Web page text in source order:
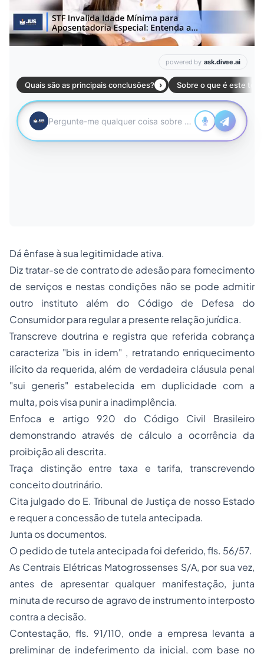
Dá ênfase à sua legitimidade ativa.
Diz tratar-se de contrato de adesão para fornecimento
de serviços e nestas condições não se pode admitir
outro instituto além do Código de Defesa do
Consumidor para regular a presente relação jurídica.
Transcreve doutrina e registra que referida cobrança
caracteriza "bis in idem" , retratando enriquecimento
ilícito da requerida, além de verdadeira cláusula penal
"sui generis" estabelecida em duplicidade com a
multa, pois visa punir a inadimplência.
Enfoca e artigo 920 do Código Civil Brasileiro
demonstrando através de cálculo a ocorrência da
proibição ali descrita.
Traça distinção entre taxa e tarifa, transcrevendo
conceito doutrinário.
Cita julgado do E. Tribunal de Justiça de nosso Estado
e requer a concessão de tutela antecipada.
Junta os documentos.
O pedido de tutela antecipada foi deferido, fls. 56/57.
As Centrais Elétricas Matogrossenses S/A, por sua vez,
antes de apresentar qualquer manifestação, junta
minuta de recurso de agravo de instrumento interposto
contra a decisão.
Contestação, fls. 91/110, onde a empresa levanta a
preliminar de indeferimento da inicial, com base no